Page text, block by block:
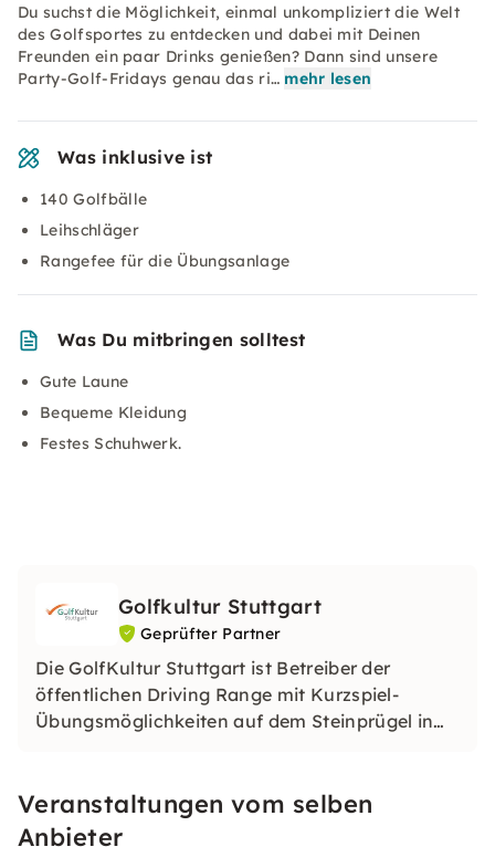
Du suchst die Möglichkeit, einmal unkompliziert die Welt
des Golfsportes zu entdecken und dabei mit Deinen
Freunden ein paar Drinks genießen? Dann sind unsere
Party-Golf-Fridays genau das ri… mehr lesen
Was inklusive ist
140 Golfbälle
Leihschläger
Rangefee für die Übungsanlage
Was Du mitbringen solltest
Gute Laune
Bequeme Kleidung
Festes Schuhwerk.
Golfkultur Stuttgart
Geprüfter Partner
Die GolfKultur Stuttgart ist Betreiber der
öffentlichen Driving Range mit Kurzspiel-
Übungsmöglichkeiten auf dem Steinprügel in
e.V.
Veranstaltungen vom selben
Anbieter